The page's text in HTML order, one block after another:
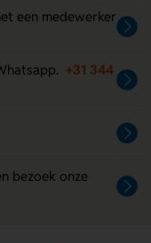
een medewerker
+31 344
bezoek onze